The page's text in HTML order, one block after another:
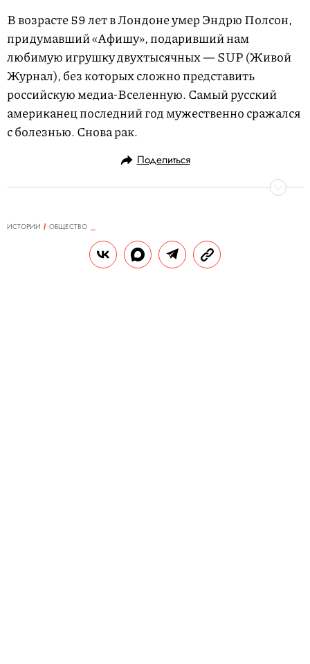
В возрасте 59 лет в Лондоне умер Эндрю Полсон,
придумавший «Афишу», подаривший нам
любимую игрушку двухтысячных — SUP (Живой
Журнал), без которых сложно представить
российскую медиа-Вселенную. Самый русский
американец последний год мужественно сражался
с болезнью. Снова рак.
Поделиться
ИСТОРИИ
ОБЩЕСТВО
В «доме-книжке» на Новом